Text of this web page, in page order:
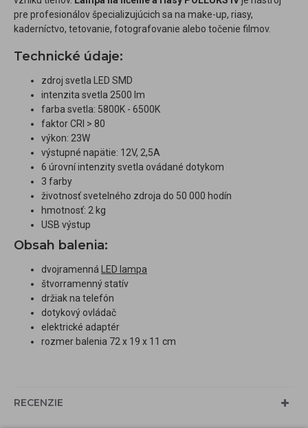
pre profesionálov špecializujúcich sa na make-up, riasy,
kaderníctvo, tetovanie, fotografovanie alebo točenie filmov.
Technické údaje:
zdroj svetla LED SMD
intenzita svetla 2500 lm
farba svetla: 5800K - 6500K
faktor CRI > 80
výkon: 23W
výstupné napätie: 12V, 2,5A
6 úrovní intenzity svetla ovádané dotykom
3 farby
životnosť svetelného zdroja do 50 000 hodín
hmotnosť: 2 kg
USB výstup
Obsah balenia:
dvojramenná
LED lampa
štvorramenný statív
držiak na telefón
dotykový ovládač
elektrické adaptér
rozmer balenia 72 x 19 x 11 cm
RECENZIE